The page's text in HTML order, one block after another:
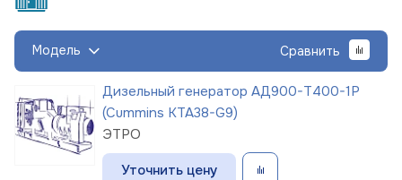
Модель Сравнить
Дизельный генератор АД900-Т400-1Р
(Cummins KTA38-G9)
ЭТРО
Уточнить цену